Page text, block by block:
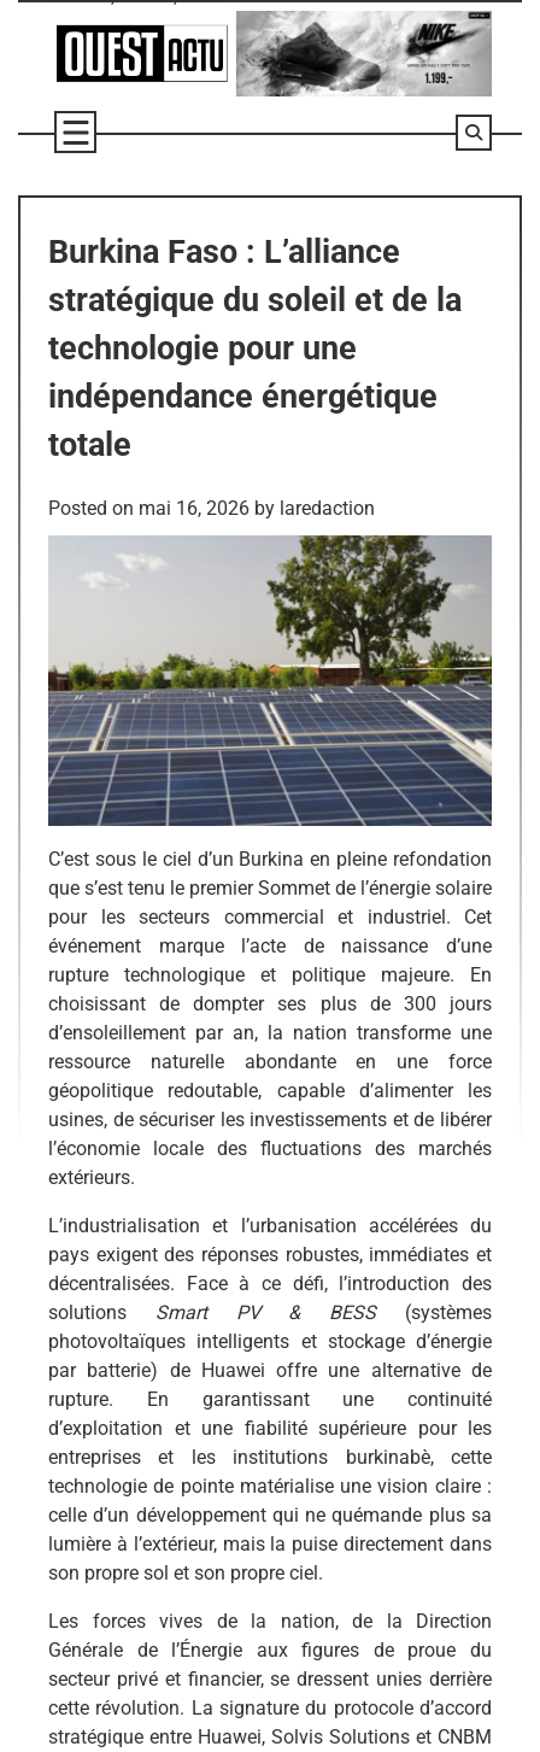
Burkina Faso : L’alliance
stratégique du soleil et de la
technologie pour une
indépendance énergétique
totale
Posted on mai 16, 2026 by laredaction
C’est sous le ciel d’un Burkina en pleine refondation
que s’est tenu le premier Sommet de l’énergie solaire
pour les secteurs commercial et industriel. Cet
événement marque l’acte de naissance d’une
rupture technologique et politique majeure. En
choisissant de dompter ses plus de 300 jours
d’ensoleillement par an, la nation transforme une
ressource naturelle abondante en une force
géopolitique redoutable, capable d’alimenter les
usines, de sécuriser les investissements et de libérer
l’économie locale des fluctuations des marchés
extérieurs.
L’industrialisation et l’urbanisation accélérées du
pays exigent des réponses robustes, immédiates et
décentralisées. Face à ce défi, l’introduction des
solutions Smart PV & BESS(systèmes
photovoltaïques intelligents et stockage d’énergie
par batterie) de Huawei offre une alternative de
rupture. En garantissant une continuité
d’exploitation et une fiabilité supérieure pour les
entreprises et les institutions burkinabè, cette
technologie de pointe matérialise une vision claire :
celle d’un développement qui ne quémande plus sa
lumière à l’extérieur, mais la puise directement dans
son propre sol et son propre ciel.
Les forces vives de la nation, de la Direction
Générale de l’Énergie aux figures de proue du
secteur privé et financier, se dressent unies derrière
cette révolution. La signature du protocole d’accord
stratégique entre Huawei, Solvis Solutions et CNBM